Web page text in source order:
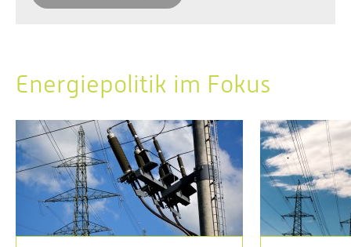
Energiepolitik im Fokus